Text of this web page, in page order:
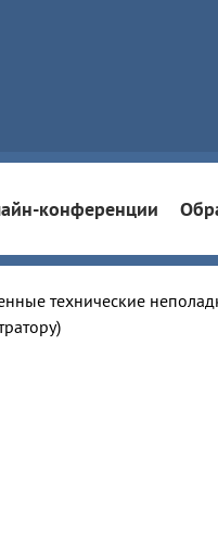
конференции
технические